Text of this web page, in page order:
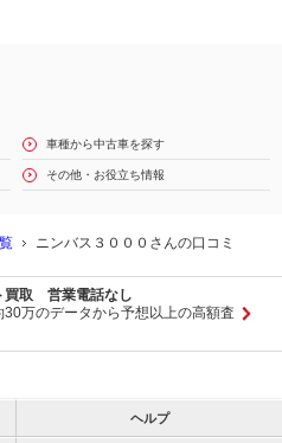
車種から中古車を探す
その他・お役立ち情報
ニンバス３０００さんの口コミ
買取 営業電話なし
30万のデータから予想以上の高額査
ヘルプ